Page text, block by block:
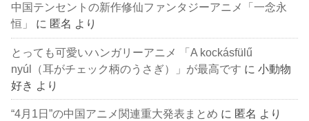
中国テンセントの新作修仙ファンタジーアニメ「一念永
恒」
に 匿名 より
とっても可愛いハンガリーアニメ 「A kockásfülű
nyúl（耳がチェック柄のうさぎ）」が最高です に小動物
好き より
“4月1日”の中国アニメ関連重大発表まとめ に 匿名 より